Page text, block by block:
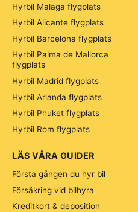
Hyrbil Malaga flygplats
Hyrbil Alicante flygplats
Hyrbil Barcelona flygplats
Hyrbil Palma de Mallorca
flygplats
Hyrbil Madrid flygplats
Hyrbil Arlanda flygplats
Hyrbil Phuket flygplats
Hyrbil Rom flygplats
LÄS VÅRA GUIDER
Första gången du hyr bil
Försäkring vid bilhyra
Kreditkort & deposition